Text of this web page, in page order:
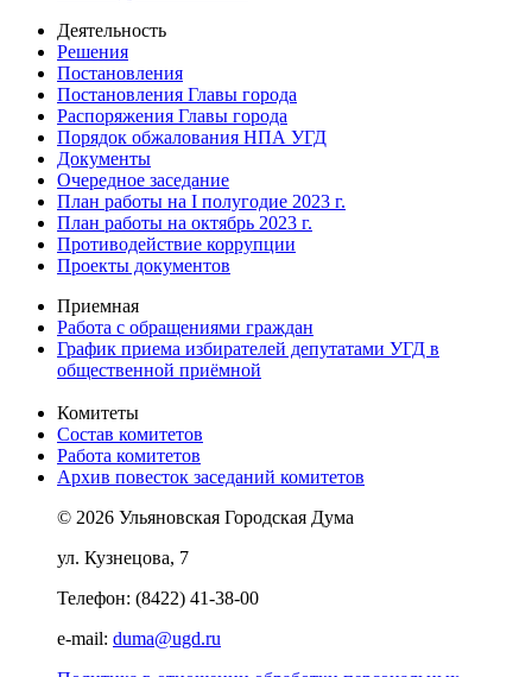
Деятельность
Решения
Постановления
Постановления Главы города
Распоряжения Главы города
Порядок обжалования НПА УГД
Документы
Очередное заседание
План работы на I полугодие 2023 г.
План работы на октябрь 2023 г.
Противодействие коррупции
Проекты документов
Приемная
Работа с обращениями граждан
График приема избирателей депутатами УГД в
общественной приёмной
Комитеты
Состав комитетов
Работа комитетов
Архив повесток заседаний комитетов
© 2026 Ульяновская Городская Дума
ул. Кузнецова, 7
Телефон: (8422) 41-38-00
e-mail: duma@ugd.ru